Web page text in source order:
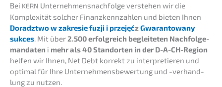
Bei KERN Unternehmens­nachfolge verste­hen wir die
Komple­xi­tät solcher Finanz­kenn­zah­len und bieten Ihnen
Doradzt­wo w zakre­sie fuzji i przejęćzGwaran­to­wa­ny
sukces. Mit über2.500 erfolg­reich beglei­te­ten Nachfol­ge­
man­da­ten i mehr als 40 Stand­or­ten in der D-A-CH-Region
helfen wir Ihnen, Net Debt korrekt zu inter­pre­tie­ren und
optimal für Ihre Unter­neh­mens­be­wer­tung und -verhand­
lung zu nutzen.